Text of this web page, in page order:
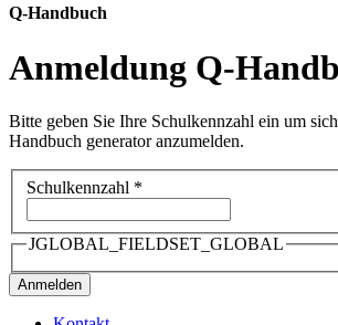
Q-Handbuch
Anmeldung Q-
Bitte geben Sie Ihre Schulkennzahl ein um
Handbuch generator anzumelden.
Schulkennzahl *
JGLOBAL_FIELDSET_GLOBAL
Anmelden